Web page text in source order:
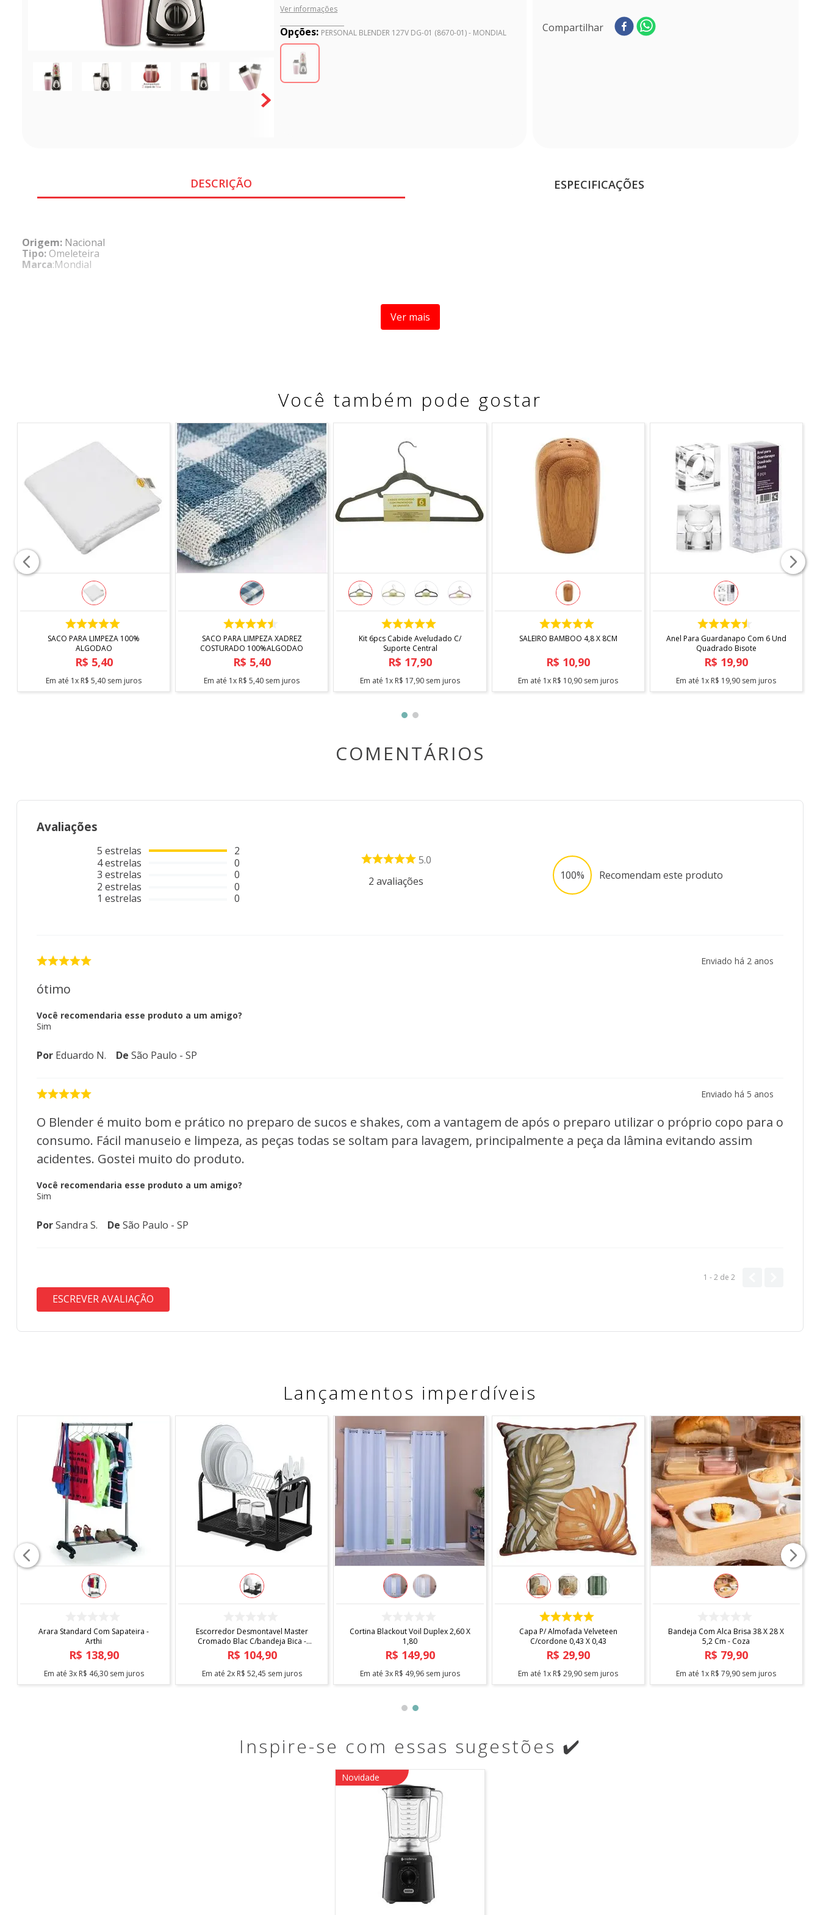
Ver informações
Opções: PERSONAL BLENDER 127V DG-01 (8670-01) - MONDIAL Compartilhar
DESCRIÇÃO ESPECIFICAÇÕES
Origem:Nacional
Tipo:Omeleteira
Marca:Mondial
foi pensado para garantir mais praticidade ao dia a dia e uma casa muito mais completa, com a qualidade Mondial.
Com ele você prepara sucos e vitaminas com mair rapidez e agilidade, possui duas jarras de 750ml que você pode
- 2velocidades + pulsar
- Acompanham 2 copos de 750ml cada
- Lâminas em Aço Inox
- Fácil de desmontar e limpar
Potência
-Consumo
Imagem meramente ilustrativa*
Ver mais
Você também pode gostar
COMPRAR
SACO PARA LIMPEZA 100%
ALGODAO
R$ 5,40
Em até 1x R$ 5,40 sem juros
COMPRAR
SACO PARA LIMPEZA XADREZ
COSTURADO 100%ALGODAO
R$ 5,40
Em até 1x R$ 5,40 sem juros
COMPRAR
Kit 6pcs Cabide Aveludado C/
Suporte Central
R$ 17,90
Em até 1x R$ 17,90 sem juros
COMPRAR
SALEIRO BAMBOO 4,8 X 8CM
R$ 10,90
Em até 1x R$ 10,90 sem juros
COMPRAR
Anel Para Guardanapo Com 6 Und
Quadrado Bisote
R$ 19,90
Em até 1x R$ 19,90 sem juros
COMENTÁRIOS
Avaliações
5 estrelas
4estrelas
3 estrelas
2 estrelas
1 estrelas
2
0
0
0
0
5.0
2 avaliações 100% Recomendam este produto
Enviado há 2 anos
ótimo
Você recomendaria esse produto a um amigo?
Sim
Por Eduardo N. De São Paulo - SP
Enviado há 5 anos
O Blender é muito bom e prático no preparo de sucos e shakes, com a vantagem de após o preparo utilizar o próprio copo para o
consumo. Fácil manuseio e limpeza, as peças todas se soltam para lavagem, principalmente a peça da lâmina evitando assim
acidentes. Gostei muito do produto.
Você recomendaria esse produto a um amigo?
Sim
PorSandra S. De São Paulo - SP
1 - 2 de 2
ESCREVER AVALIAÇÃO
Lançamentos imperdíveis
Arara Standard Com Sapateira -
Arthi
R$ 138,90
Em até 3x R$ 46,30sem juros
Escorredor Desmontavel Master
Cromado Blac C/bandeja Bica -
Arthi
R$ 104,90
Em até 2x R$ 52,45 sem juros
Cortina Blackout Voil Duplex 2,60 X
1,80
R$ 149,90
Em até 3x R$ 49,96sem juros
COMPRAR
Capa P/ Almofada Velveteen
C/cordone 0,43 X 0,43
R$ 29,90
Em até 1x R$ 29,90 sem juros
Bandeja Com Alca Brisa 38 X 28 X
5,2 Cm - Coza
R$ 79,90
Em até 1x R$ 79,90 sem juros
Inspire-se com essas sugestões ✔️
Dia dos pais
Novidade